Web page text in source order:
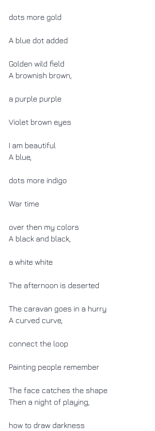
dots more gold
A blue dot added
Golden wild field
A brownish brown,
a purple purple
Violet brown eyes
I am beautiful
A blue,
dots more indigo
War time
over then my colors
A black and black,
a white white
The afternoon is deserted
The caravan goes in a hurry
A curved curve,
connect the loop
Painting people remember
The face catches the shape
Then a night of playing,
how to draw darkness